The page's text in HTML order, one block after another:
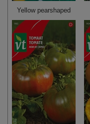
Yellow pearshaped